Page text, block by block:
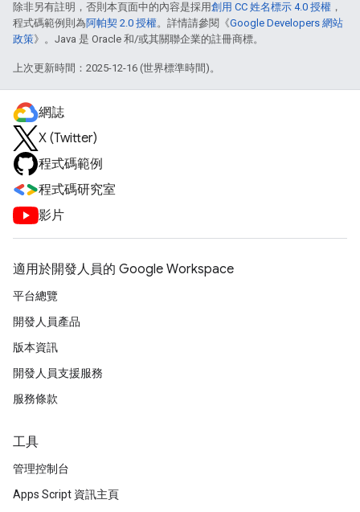
除非另有註明，否則本頁面中的內容是採用創用 CC 姓名標示 4.0 授權 ，
程式碼範例則為阿帕契 2.0 授權。詳情請參閱《Google Developers 網站
政策》。Java 是 Oracle 和/或其關聯企業的註冊商標。
上次更新時間：2025-12-16 (世界標準時間)。
網誌
X (Twitter)
程式碼範例
程式碼研究室
影片
適用於開發人員的 Google Workspace
平台總覽
開發人員產品
版本資訊
開發人員支援服務
服務條款
工具
管理控制台
Apps Script 資訊主頁